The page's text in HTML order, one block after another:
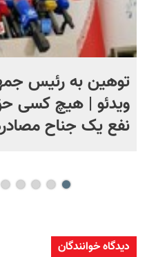
توهین به رئیس
ویدئو | هیچ کسی
نفع یک جناح
دیدگاه خوانندگان